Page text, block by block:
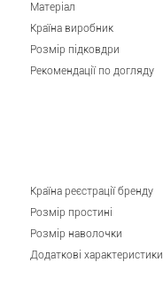
Матеріал
Країна виробник
Розмір підковдри
Рекомендації по догляду
Країна реєстрації бренду
Розмір простині
Розмір наволочки
Додаткові характеристики